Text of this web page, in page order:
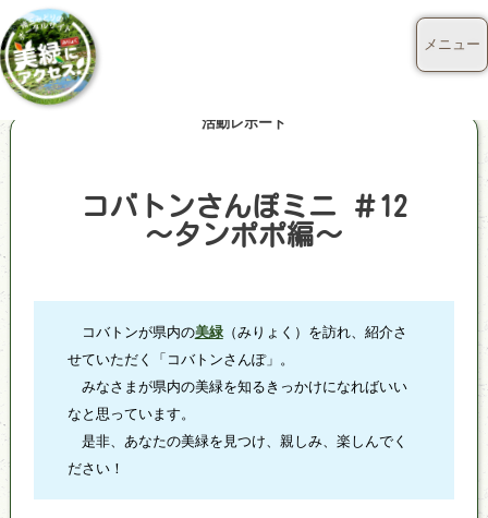
活動レポート
コバトンさんぽミニ ＃12
～タンポポ編～
コバトンが県内の美緑（みりょく）を訪れ、紹介さ
せていただく「コバトンさんぽ」。
みなさまが県内の美緑を知るきっかけになればいい
なと思っています。
是非、あなたの美緑を見つけ、親しみ、楽しんでく
ださい！
メニュー